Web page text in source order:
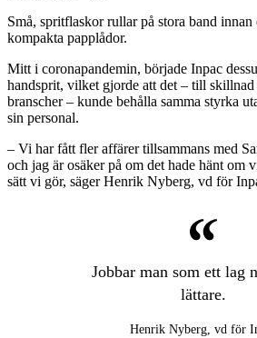
Små, spritflaskor rullar på stora band innan
kompakta papplådor.
Mitt i coronapandemin, började Inpac
handsprit, vilket gjorde att det – till skillnad
branscher – kunde behålla samma styrka
sin personal.
– Vi har fått fler affärer tillsammans med
och jag är osäker på om det hade hänt om
sätt vi gör, säger Henrik Nyberg, vd för
Jobbar man som ett lag
lättare.
Henrik Nyberg, vd för